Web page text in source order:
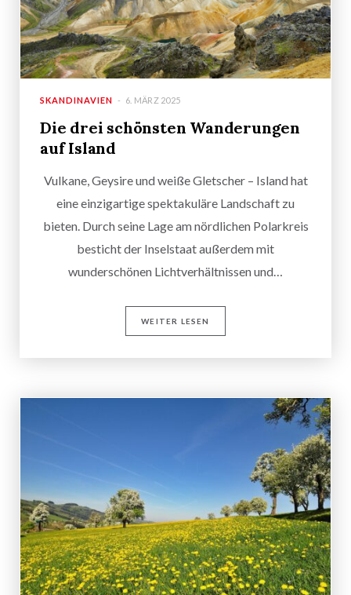
SKANDINAVIEN 6. MÄRZ 2025
Die drei schönsten Wanderungen
auf Island
Vulkane, Geysire und weiße Gletscher – Island hat
eine einzigartige spektakuläre Landschaft zu
bieten. Durch seine Lage am nördlichen Polarkreis
besticht der Inselstaat außerdem mit
wunderschönen Lichtverhältnissen und…
WEITER LESEN